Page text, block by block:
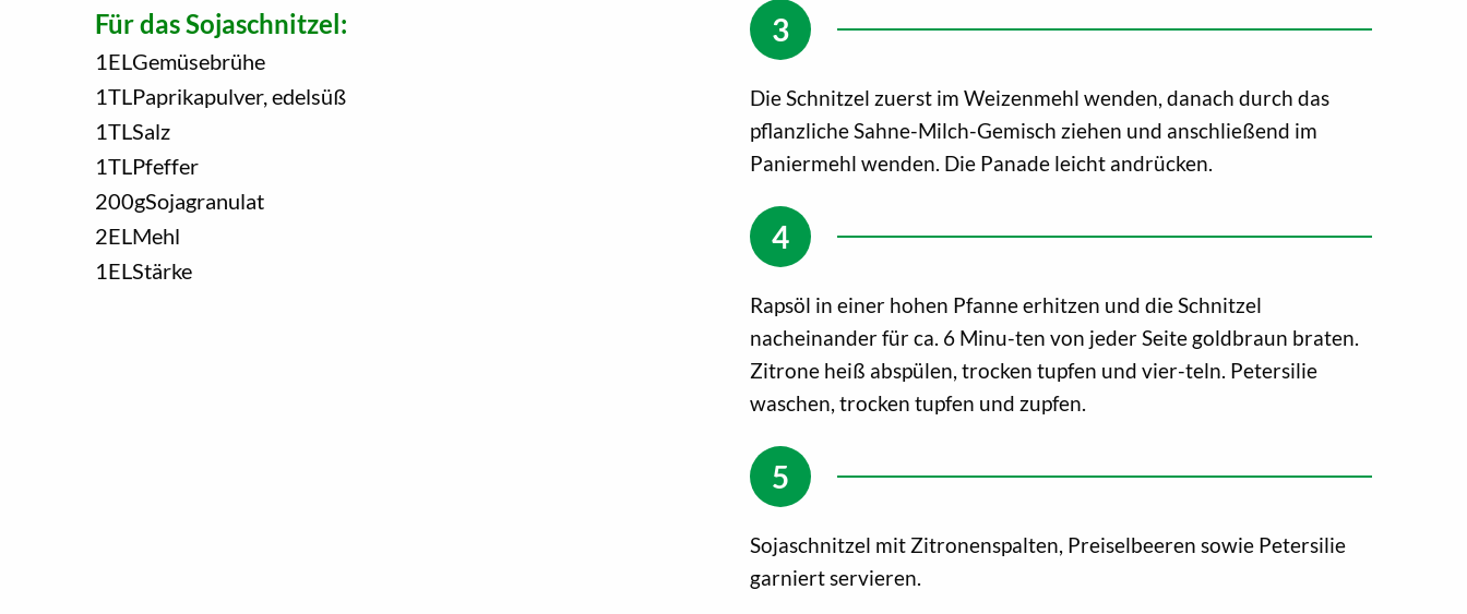
Für das Sojaschnitzel:
1 EL Gemüsebrühe
1TL Paprikapulver, edelsüß
1TL Salz
1TL Pfeffer
200gSojagranulat
2EL Mehl
1 EL Stärke
Die Schnitzel zuerst im Weizenmehl wenden, danach durch das
pflanzliche Sahne-Milch-Gemisch ziehen und anschließend im
Paniermehl wenden. Die Panade leicht andrücken.
Rapsöl in einer hohen Pfanne erhitzen und die Schnitzel
nacheinander für ca. 6 Minu-ten von jeder Seite goldbraun braten.
Zitrone heiß abspülen, trocken tupfen und vier-teln. Petersilie
waschen, trocken tupfen und zupfen.
Sojaschnitzel mit Zitronenspalten, Preiselbeeren sowie Petersilie
garniert servieren.